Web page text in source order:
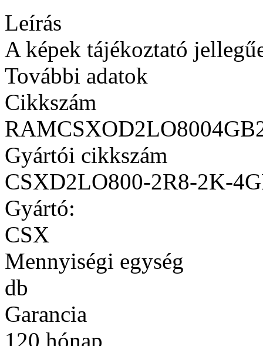
Leírás
A képek tájékoztató
További adatok
Cikkszám
Gyártói cikkszám
CSXD2LO800-2R8-2K-
Gyártó:
CSX
Mennyiségi egység
db
Garancia
120 hónap